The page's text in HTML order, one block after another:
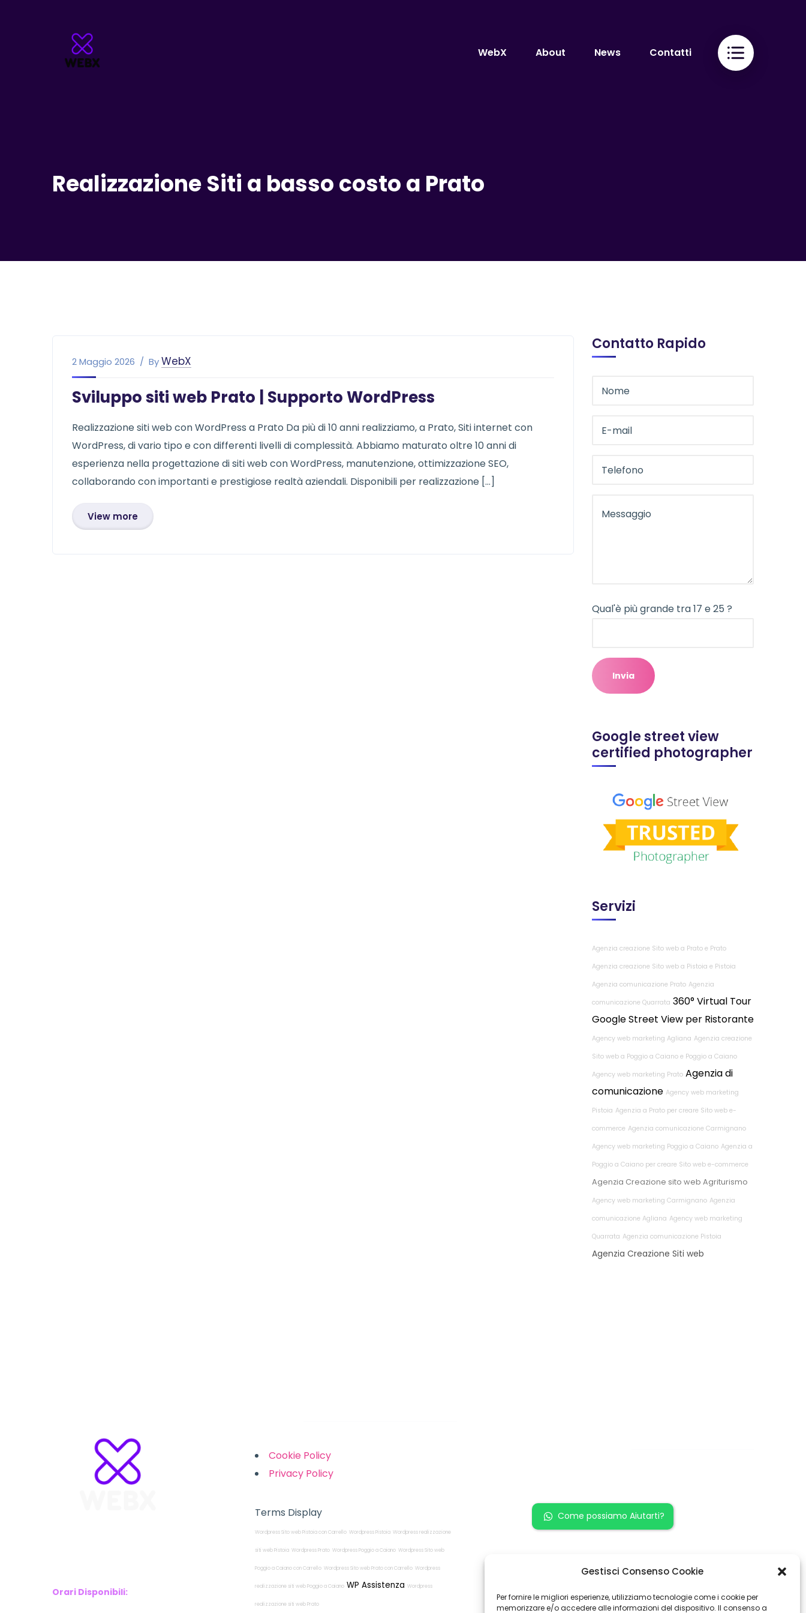
Gestisci Consenso Cookie
Per fornire le migliori esperienze, utilizziamo tecnologie come i cookie per
memorizzare e/o accedere alle informazioni del dispositivo. Il consenso a
WebX About News Contatti
Realizzazione Siti a basso costo a Prato
2 Maggio 2026 ByWebX
Sviluppo siti web Prato | Supporto WordPress
Realizzazione siti web con WordPress a Prato Da più di 10 anni realizziamo, a Prato, Siti internet con
WordPress, di vario tipo e con differenti livelli di complessità. Abbiamo maturato oltre 10 anni di
esperienza nella progettazione di siti web con WordPress, manutenzione, ottimizzazione SEO,
collaborando con importanti e prestigiose realtà aziendali. Disponibili per realizzazione […]
View more
Contatto Rapido
Qual'è più grande tra 17 e 25 ?
Google street view
certified photographer
Servizi
Agenzia creazione Sito web a Prato e Prato
Agenzia creazione Sito web a Pistoia e Pistoia
Agenzia comunicazione Prato Agenzia
comunicazione Quarrata 360° Virtual Tour
Google Street View per Ristorante
Agency web marketing Agliana Agenzia creazione
Sito web a Poggio a Caiano e Poggio a Caiano
Agency web marketing Prato Agenzia di
comunicazione Agency web marketing
Pistoia Agenzia a Prato per creare Sito web e-
commerce Agenzia comunicazione Carmignano
Agency web marketing Poggio a Caiano Agenzia a
Poggio a Caiano per creare Sito web e-commerce
Agenzia Creazione sito web Agriturismo
Agency web marketing Carmignano Agenzia
comunicazione Agliana Agency web marketing
Quarrata Agenzia comunicazione Pistoia
Agenzia Creazione Siti web
Orari Disponibili:
Cookie Policy
Privacy Policy
Terms Display
Wordpress Sito web Pistoia con Carrello Wordpress Pistoia Wordpress realizzazione
siti web Pistoia Wordpress Prato Wordpress Poggio a Caiano Wordpress Sito web
Poggio a Caiano con Carrello Wordpress Sito web Prato con Carrello Wordpress
realizzazione siti web Poggio a Caiano WP Assistenza Wordpress
realizzazione siti web Prato
Come possiamo Aiutarti?